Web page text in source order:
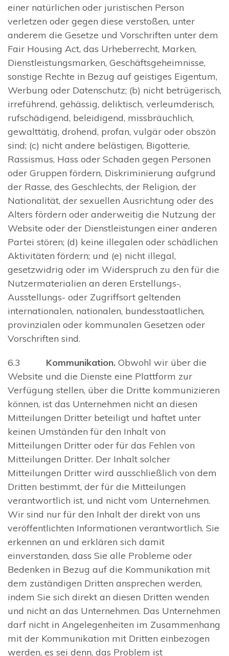
einer natürlichen oder juristischen Person
verletzen oder gegen diese verstoßen, unter
anderem die Gesetze und Vorschriften unter dem
Fair Housing Act, das Urheberrecht, Marken,
Dienstleistungsmarken, Geschäftsgeheimnisse,
sonstige Rechte in Bezug auf geistiges Eigentum,
Werbung oder Datenschutz; (b) nicht betrügerisch,
irreführend, gehässig, deliktisch, verleumderisch,
rufschädigend, beleidigend, missbräuchlich,
gewalttätig, drohend, profan, vulgär oder obszön
sind; (c) nicht andere belästigen, Bigotterie,
Rassismus, Hass oder Schaden gegen Personen
oder Gruppen fördern, Diskriminierung aufgrund
der Rasse, des Geschlechts, der Religion, der
Nationalität, der sexuellen Ausrichtung oder des
Alters fördern oder anderweitig die Nutzung der
Website oder der Dienstleistungen einer anderen
Partei stören; (d) keine illegalen oder schädlichen
Aktivitäten fördern; und (e) nicht illegal,
gesetzwidrig oder im Widerspruch zu den für die
Nutzermaterialien an deren Erstellungs-,
Ausstellungs- oder Zugriffsort geltenden
internationalen, nationalen, bundesstaatlichen,
provinzialen oder kommunalen Gesetzen oder
Vorschriften sind.
6.3 Kommunikation. Obwohl wir über die
Website und die Dienste eine Plattform zur
Verfügung stellen, über die Dritte kommunizieren
können, ist das Unternehmen nicht an diesen
Mitteilungen Dritter beteiligt und haftet unter
keinen Umständen für den Inhalt von
Mitteilungen Dritter oder für das Fehlen von
Mitteilungen Dritter. Der Inhalt solcher
Mitteilungen Dritter wird ausschließlich von dem
Dritten bestimmt, der für die Mitteilungen
verantwortlich ist, und nicht vom Unternehmen.
Wir sind nur für den Inhalt der direkt von uns
veröffentlichten Informationen verantwortlich. Sie
erkennen an und erklären sich damit
einverstanden, dass Sie alle Probleme oder
Bedenken in Bezug auf die Kommunikation mit
dem zuständigen Dritten ansprechen werden,
indem Sie sich direkt an diesen Dritten wenden
und nicht an das Unternehmen. Das Unternehmen
darf nicht in Angelegenheiten im Zusammenhang
mit der Kommunikation mit Dritten einbezogen
werden, es sei denn, das Problem ist